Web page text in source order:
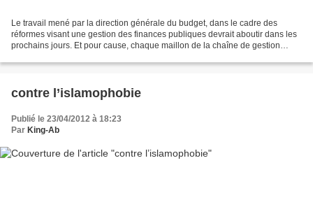
Le travail mené par la direction générale du budget, dans le cadre des
réformes visant une gestion des finances publiques devrait aboutir dans les
prochains jours. Et pour cause, chaque maillon de la chaîne de gestion
contre l’islamophobie
Publié le 23/04/2012 à 18:23
Par King-Ab